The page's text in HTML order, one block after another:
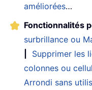
améliorées…
Fonctionnalités
surbrillance ou
Supprimer les
colonnes ou
Arrondi sans